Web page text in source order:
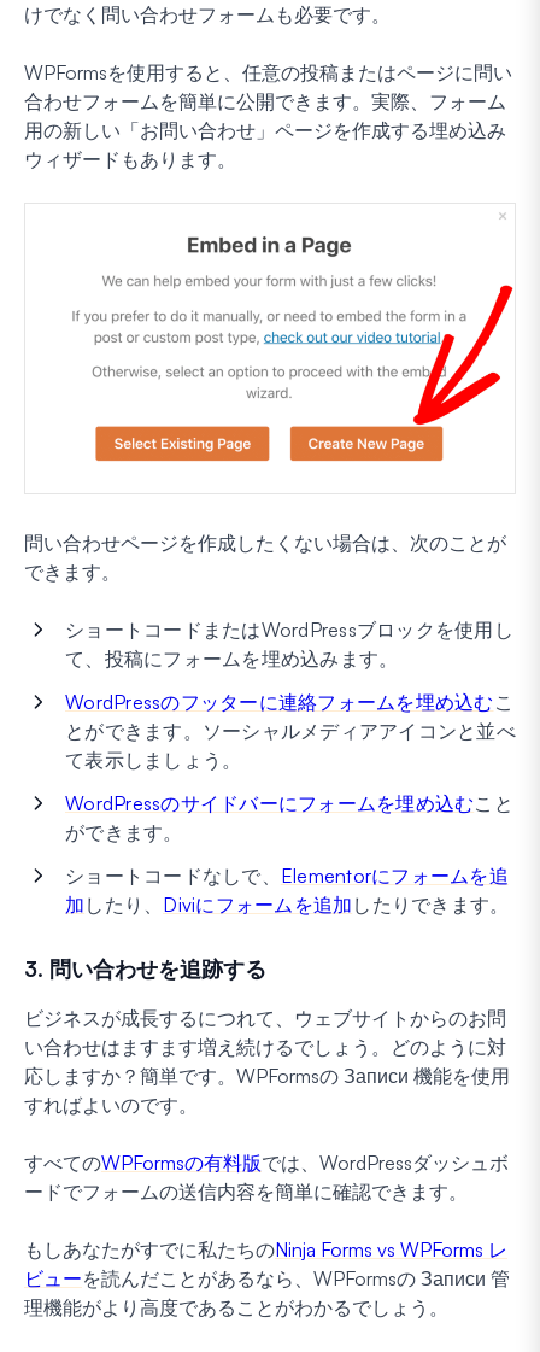
けでなく問い合わせフォームも必要です。
WPFormsを使用すると、任意の投稿またはページに問い
合わせフォームを簡単に公開できます。実際、フォーム
用の新しい「お問い合わせ」ページを作成する埋め込み
ウィザードもあります。
問い合わせページを作成したくない場合は、次のことが
できます。
ショートコードまたはWordPressブロックを使用し
て、投稿にフォームを埋め込みます。
WordPressのフッターに連絡フォームを埋め込む こ
とができます。ソーシャルメディアアイコンと並べ
て表示しましょう。
WordPressのサイドバーにフォームを埋め込むこと
ができます。
ショートコードなしで、 Elementorにフォームを追
加 したり、 Diviにフォームを追加 したりできます。
3. 問い合わせを追跡する
ビジネスが成長するにつれて、ウェブサイトからのお問
い合わせはますます増え続けるでしょう。どのように対
応しますか？簡単です。WPFormsの Записи 機能を使用
すればよいのです。
すべてのWPFormsの有料版では、WordPressダッシュボ
ードでフォームの送信内容を簡単に確認できます。
もしあなたがすでに私たちのNinja Forms vs WPForms レ
ビューを読んだことがあるなら、WPFormsの Записи 管
理機能がより高度であることがわかるでしょう。